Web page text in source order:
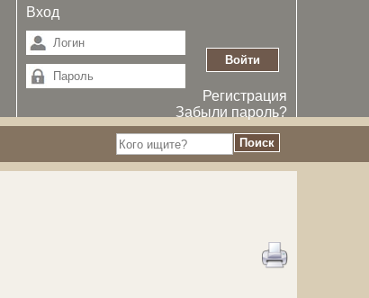
Вход
Регистрация
Забыли пароль?